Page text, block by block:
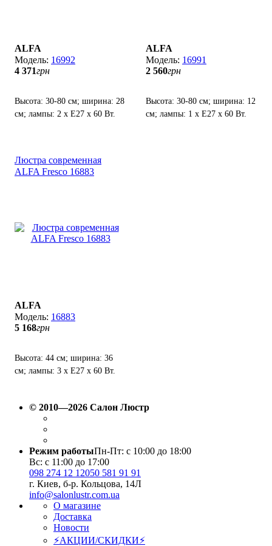
ALFA
16992
4 371грн
Высота: 30-80 см; ширина: 28
см; лампы: 2 х Е27 х 60 Вт.
ALFA
16991
2 560грн
Высота: 30-80 см; ширина: 12
см; лампы: 1 х Е27 х 60 Вт.
Люстра современная
ALFA Fresco 16883
ALFA
16883
5 168грн
Высота: 44 см; ширина: 36
см; лампы: 3 х Е27 х 60 Вт.
© 2010—2026 Салон Люстр
Режим работыПн-Пт: с 10:00 до 18:00
Вс: с 11:00 до 17:00
098 274 12 12050 581 91 91
г. Киев, б-р. Кольцова, 14Л
info@salonlustr.com.ua
О магазине
Доставка
Новости
⚡АКЦИИ/СКИДКИ⚡